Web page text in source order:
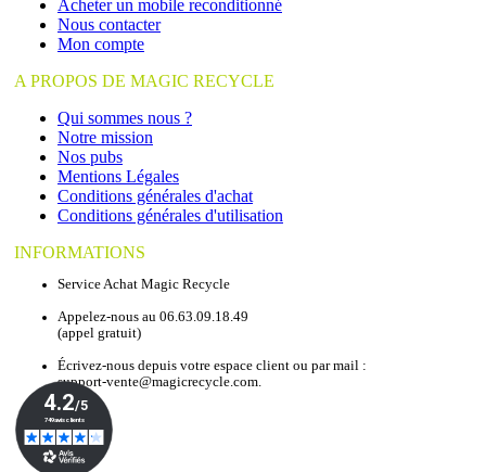
Acheter un mobile reconditionné
Nous contacter
Mon compte
A PROPOS DE MAGIC RECYCLE
Qui sommes nous ?
Notre mission
Nos pubs
Mentions Légales
Conditions générales d'achat
Conditions générales d'utilisation
INFORMATIONS
Service Achat Magic Recycle
Appelez-nous au 06.63.09.18.49
(appel gratuit)
Écrivez-nous depuis votre espace client ou par mail :
support-vente@magicrecycle.com.